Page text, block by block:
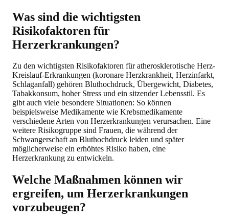
Was sind die wichtigsten
Risikofaktoren für
Herzerkrankungen?
Zu den wichtigsten Risikofaktoren für atherosklerotische Herz-
Kreislauf-Erkrankungen (koronare Herzkrankheit, Herzinfarkt,
Schlaganfall) gehören Bluthochdruck, Übergewicht, Diabetes,
Tabakkonsum, hoher Stress und ein sitzender Lebensstil. Es
gibt auch viele besondere Situationen: So können
beispielsweise Medikamente wie Krebsmedikamente
verschiedene Arten von Herzerkrankungen verursachen. Eine
weitere Risikogruppe sind Frauen, die während der
Schwangerschaft an Bluthochdruck leiden und später
möglicherweise ein erhöhtes Risiko haben, eine
Herzerkrankung zu entwickeln.
Welche Maßnahmen können wir
ergreifen, um Herzerkrankungen
vorzubeugen?